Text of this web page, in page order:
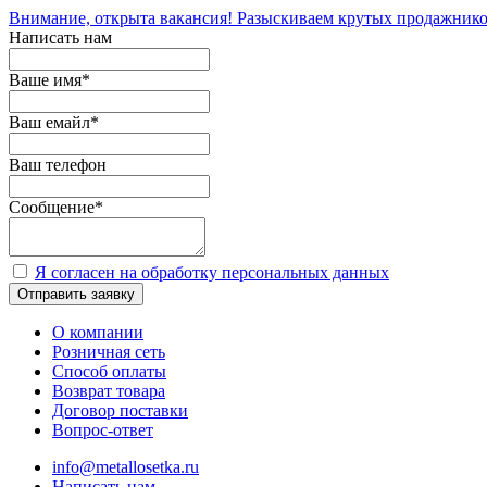
Внимание, открыта вакансия! Разыскиваем крутых
Написать нам
Ваше имя*
Ваш емайл*
Ваш телефон
Сообщение*
Я согласен на обработку персональных данных
Отправить заявку
О компании
Розничная сеть
Способ оплаты
Возврат товара
Договор поставки
Вопрос-ответ
info@metallosetka.ru